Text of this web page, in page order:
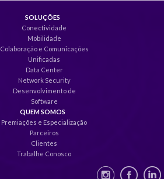
SOLUÇÕES
Conectividade
Mobilidade
Colaboração e Comunicações
Unificadas
Data Center
Network Security
Desenvolvimento de
Software
QUEM SOMOS
Premiações e Especialização
Parceiros
Clientes
Trabalhe Conosco